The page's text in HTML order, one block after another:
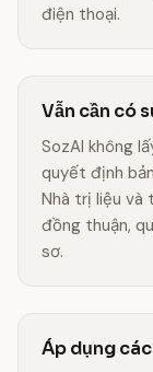
điện thoại.
Vẫn cần có
SozAI không
quyết định
Nhà trị liệu và
đồng thuận,
sơ.
Áp dụng